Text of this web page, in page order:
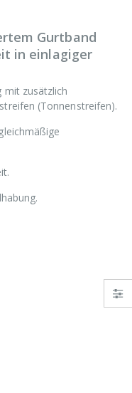
Gurtband
in einlagiger
mit zusätzlich
(Tonnenstreifen).